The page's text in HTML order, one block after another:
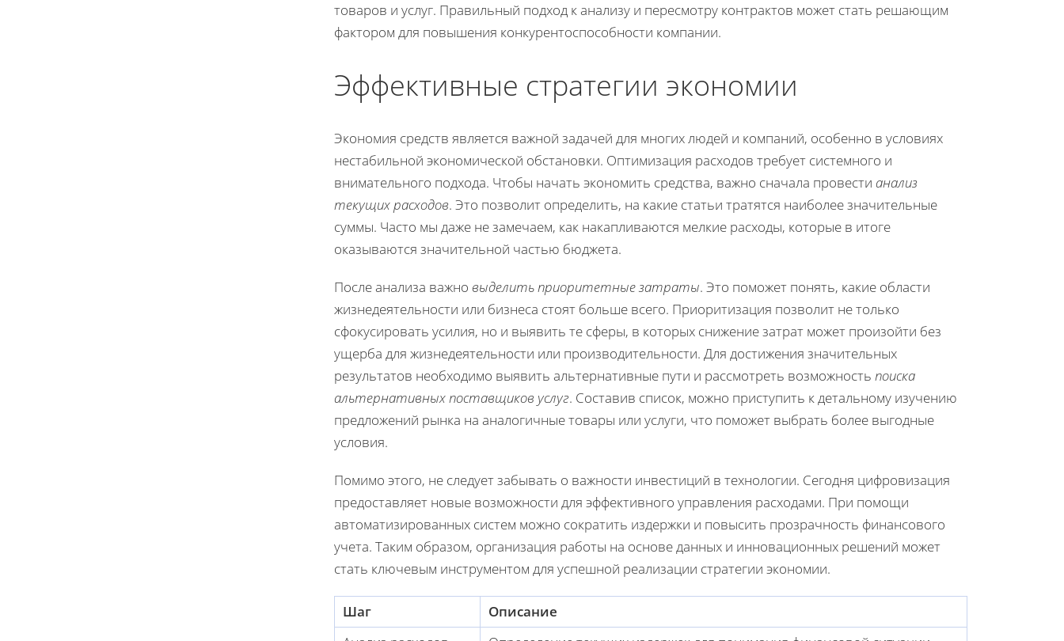
товаров и услуг. Правильный подход к анализу и пересмотру контрактов может стать решающим
фактором для повышения конкурентоспособности компании.
Эффективные стратегии экономии
Экономия средств является важной задачей для многих людей и компаний, особенно в условиях
нестабильной экономической обстановки. Оптимизация расходов требует системного и
внимательного подхода. Чтобы начать экономить средства, важно сначала провести анализ
текущих расходов. Это позволит определить, на какие статьи тратятся наиболее значительные
суммы. Часто мы даже не замечаем, как накапливаются мелкие расходы, которые в итоге
оказываются значительной частью бюджета.
После анализа важно выделить приоритетные затраты. Это поможет понять, какие области
жизнедеятельности или бизнеса стоят больше всего. Приоритизация позволит не только
сфокусировать усилия, но и выявить те сферы, в которых снижение затрат может произойти без
ущерба для жизнедеятельности или производительности. Для достижения значительных
результатов необходимо выявить альтернативные пути и рассмотреть возможность поиска
альтернативных поставщиков услуг. Составив список, можно приступить к детальному изучению
предложений рынка на аналогичные товары или услуги, что поможет выбрать более выгодные
условия.
Помимо этого, не следует забывать о важности инвестиций в технологии. Сегодня цифровизация
предоставляет новые возможности для эффективного управления расходами. При помощи
автоматизированных систем можно сократить издержки и повысить прозрачность финансового
учета. Таким образом, организация работы на основе данных и инновационных решений может
стать ключевым инструментом для успешной реализации стратегии экономии.
Шаг
Описание